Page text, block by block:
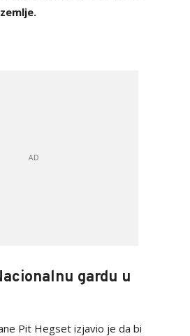
gardu u
Pit Hegset izjavio je da bi